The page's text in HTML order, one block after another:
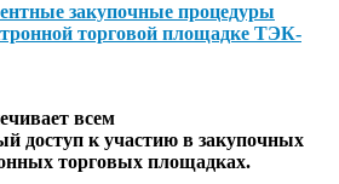
закупочные процедуры
торговой площадке ТЭК-
всем
доступ к участию в закупочных
торговых площадках.